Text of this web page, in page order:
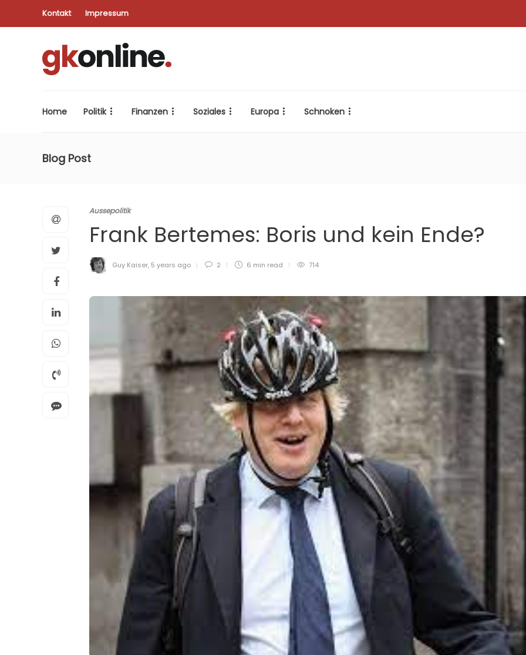
Kontakt Impressum
Home Politik Finanzen Soziales Europa Schnoken
Blog Post
Aussepolitik
Frank Bertemes: Boris und kein Ende?
Guy Kaiser, 5 years ago 2 6 min read 714